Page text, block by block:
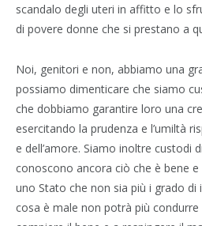
scandalo degli uteri in affitto e lo
di povere donne che si prestano a
Noi, genitori e non, abbiamo una
possiamo dimenticare che siamo
che dobbiamo garantire loro una
esercitando la prudenza e l’umiltà
e dell’amore. Siamo inoltre custodi
conoscono ancora ciò che è bene
uno Stato che non sia più i grado di
cosa è male non potrà più